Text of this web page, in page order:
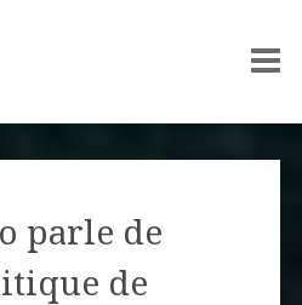
parle de
de